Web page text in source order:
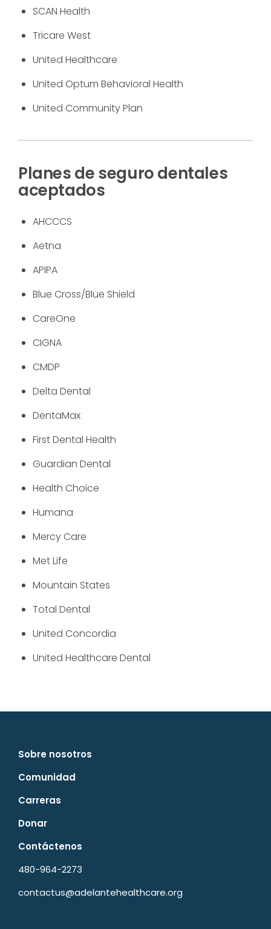
SCAN Health
Tricare West
United Healthcare
United Optum Behavioral Health
United Community Plan
Planes de seguro dentales
aceptados
AHCCCS
Aetna
APIPA
Blue Cross/Blue Shield
CareOne
CIGNA
CMDP
Delta Dental
DentaMax
First Dental Health
Guardian Dental
Health Choice
Humana
Mercy Care
Met Life
Mountain States
Total Dental
United Concordia
United Healthcare Dental
Sobre nosotros
Comunidad
Carreras
Donar
Contáctenos
480-964-2273
contactus@adelantehealthcare.org